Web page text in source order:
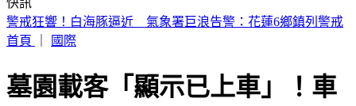
快訊
8旬翁持拐杖打死病妻！右臉被打爛牙眼脫落 桃地院裁定羈
押